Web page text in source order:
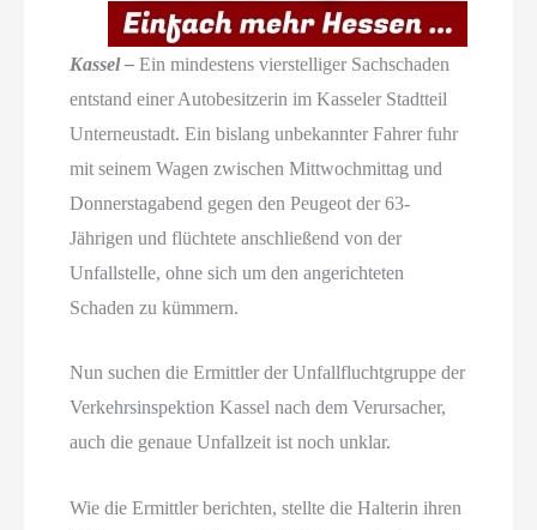
Kassel – Ein mindestens vierstelliger Sachschaden
entstand einer Autobesitzerin im Kasseler Stadtteil
Unterneustadt. Ein bislang unbekannter Fahrer fuhr
mit seinem Wagen zwischen Mittwochmittag und
Donnerstagabend gegen den Peugeot der 63-
Jährigen und flüchtete anschließend von der
Unfallstelle, ohne sich um den angerichteten
Schaden zu kümmern.
Nun suchen die Ermittler der Unfallfluchtgruppe der
Verkehrsinspektion Kassel nach dem Verursacher,
auch die genaue Unfallzeit ist noch unklar.
Wie die Ermittler berichten, stellte die Halterin ihren